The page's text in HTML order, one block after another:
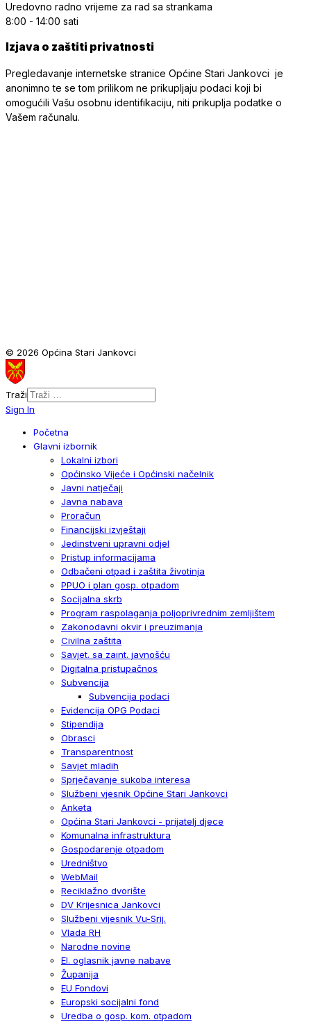
Uredovno radno vrijeme za rad sa strankama
8:00 - 14:00 sati
Izjava o zaštiti privatnosti
Pregledavanje internetske stranice Općine Stari Jankovci je
anonimno te se tom prilikom ne prikupljaju podaci koji bi
omogućili Vašu osobnu identifikaciju, niti prikuplja podatke o
Vašem računalu.
© 2026 Općina Stari Jankovci
Traži
Sign In
Početna
Glavni izbornik
Lokalni izbori
Općinsko Vijeće i Općinski načelnik
Javni natječaji
Javna nabava
Proračun
Financijski izvještaji
Jedinstveni upravni odjel
Pristup informacijama
Odbačeni otpad i zaštita životinja
PPUO i plan gosp. otpadom
Socijalna skrb
Program raspolaganja poljoprivrednim zemljištem
Zakonodavni okvir i preuzimanja
Civilna zaštita
Savjet. sa zaint. javnošću
Digitalna pristupačnos
Subvencija
Subvencija podaci
Evidencija OPG Podaci
Stipendija
Obrasci
Transparentnost
Savjet mladih
Sprječavanje sukoba interesa
Službeni vjesnik Općine Stari Jankovci
Anketa
Općina Stari Jankovci - prijatelj djece
Komunalna infrastruktura
Gospodarenje otpadom
Uredništvo
WebMail
Reciklažno dvorište
DV Krijesnica Jankovci
Službeni vijesnik Vu-Srij.
Vlada RH
Narodne novine
El. oglasnik javne nabave
Županija
EU Fondovi
Europski socijalni fond
Uredba o gosp. kom. otpadom